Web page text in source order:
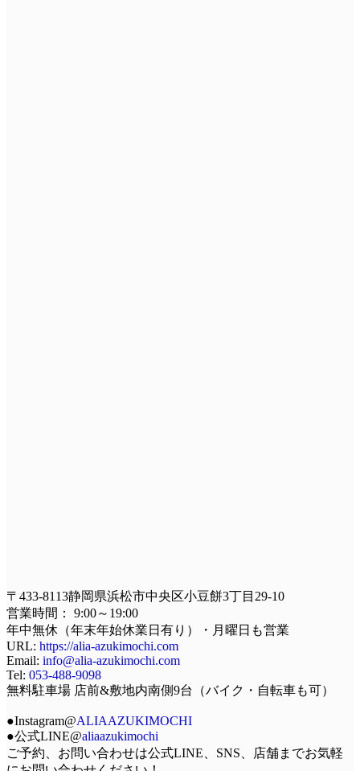
〒433-8113静岡県浜松市中央区小豆餅3丁目29-10
営業時間： 9:00～19:00
年中無休（年末年始休業日有り）・月曜日も営業
URL: https://alia-azukimochi.com
Email: info@alia-azukimochi.com
Tel: 053-488-9098
無料駐車場 店前&敷地内南側9台（バイク・自転車も可）
●Instagram@ALIAAZUKIMOCHI
●公式LINE@aliaazukimochi
ご予約、お問い合わせは公式LINE、SNS、店舗までお気軽